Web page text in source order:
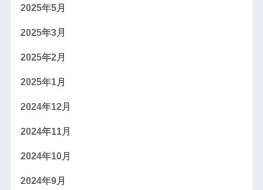
2025年5月
2025年3月
2025年2月
2025年1月
2024年12月
2024年11月
2024年10月
2024年9月